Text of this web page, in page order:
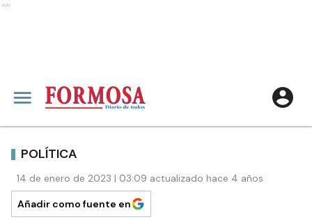
Ads
POLÍTICA
14 de enero de 2023 | 03:09 actualizado hace 4 años
Añadir como fuente en